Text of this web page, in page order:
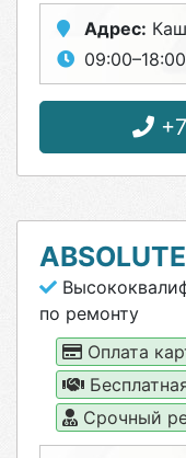
Адрес:
09:00–18:00
по ремонту
Оплата
Срочный